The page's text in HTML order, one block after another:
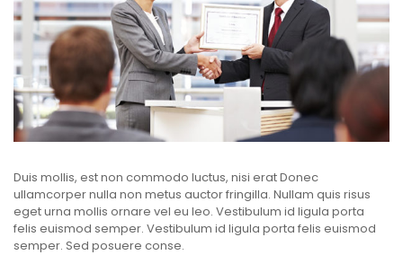
Duis mollis, est non commodo luctus, nisi erat Donec
ullamcorper nulla non metus auctor fringilla. Nullam quis risus
eget urna mollis ornare vel eu leo. Vestibulum id ligula porta
felis euismod semper. Vestibulum id ligula porta felis euismod
semper. Sed posuere conse.